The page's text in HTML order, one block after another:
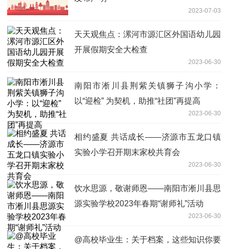
2023-07-03
天天观焦点：漯河市源汇区外国语幼儿园
开展假期安全大检查
2023-06-30
南阳市淅川县荆紫关镇狮子沟小学：
以“迎检” 为契机，助推“社团”再提高
2023-06-30
相约盛夏 共话成长——济源市五龙口镇
实验小学召开期末家校共育会
2023-06-30
饮水思源，敬谢师恩——南阳市淅川县思
源实验学校2023年春期“谢师礼”活动
2023-06-30
@高校毕业生：关于档案，这些知识你要